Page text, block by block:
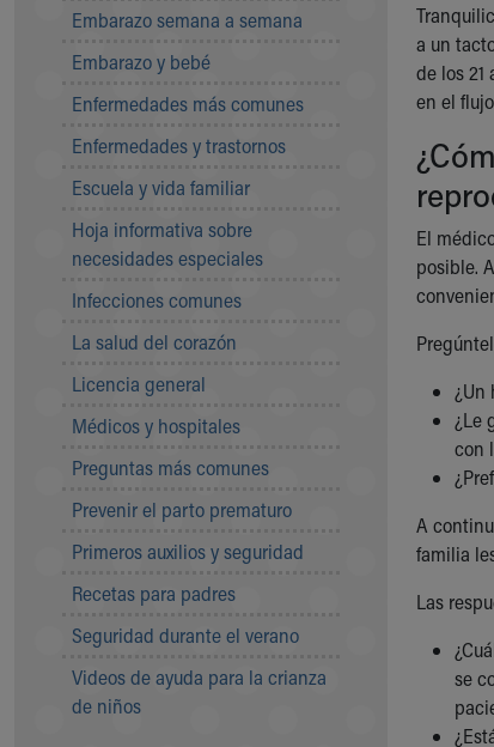
Our Leadership
Quality and Patient Safety
Unity and Engagement
Women's Board
Our History
Cincinnati Children's
Your Visit
MyChart Telehealth Visits
Doggie Brigade
During Your Visit
Rest Accommodations
Visiting
Department of Public Safety
Health Info
Health Information
Healthy Info, Healthy Kids
Inside Children's Blog
KidsHealth Topics
Family Library
Educational Resources
Injury Prevention
Embarazo semana a semana
Embarazo y bebé
Enfermedades más comunes
Enfermedades y trastornos
Escuela y vida familiar
Hoja informativa sobre
necesidades especiales
Infecciones comunes
La salud del corazón
Licencia general
Médicos y hospitales
Preguntas más comunes
Prevenir el parto prematuro
Primeros auxilios y seguridad
Recetas para padres
Seguridad durante el verano
Videos de ayuda para la crianza
de niños
a un
de los
en el
El
posible.
¿Un
¿Le
con
A
familia
Las
se